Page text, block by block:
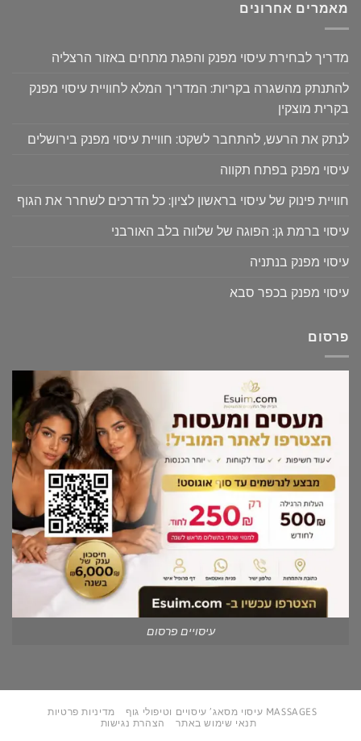
מאמרים אחרונים
מדריך לבחירת עיסוי מפנק והפגת מתחים באזור הרצליה
להתנתק מהשגרה בקריות: המדריך המלא לחוויית עיסוי מפנק
בקרית מוצקין
לנתק את הרעש, להתחבר לשקט: חוויית עיסוי מפנק בירושלים
עיסוי מפנק בפתח תקווה
חוויית פינוק של עיסוי בראשון לציון: כל הדרכים לשחרר את הגוף
עיסוי ברמת גן: הפוגה של שלווה בלב האורבני
עיסוי מפנק בנתניה
עיסוי מפנק בכפר סבא
פרסום
עיסויים פרסום
MASSAGES עיסוי מסאג’ עיסויים וטיפולי גוף
מדיניות פרטיות
תנאי שימוש באתר
הצהרת נגישות